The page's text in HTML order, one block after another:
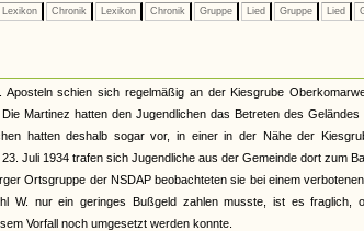
Lexikon Chronik Lexikon Chronik Gruppe Lied Gruppe Lied
schien sich regelmäßig an der Kiesgrube
Martinez hatten den Jugendlichen das Betreten des
hatten deshalb sogar vor, in einer in der Nähe der
Juli 1934 trafen sich Jugendliche aus der Gemeinde dort zum
Ortsgruppe der NSDAP beobachteten sie bei einem
W. nur ein geringes Bußgeld zahlen musste, ist es fraglich,
Vorfall noch umgesetzt werden konnte.